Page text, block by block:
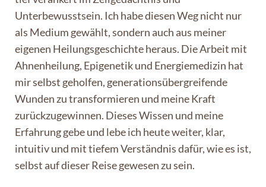
Unterbewusstsein. Ich habe diesen Weg nicht nur
als Medium gewählt, sondern auch aus meiner
eigenen Heilungsgeschichte heraus. Die Arbeit mit
Ahnenheilung, Epigenetik und Energiemedizin hat
mir selbst geholfen, generationsübergreifende
Wunden zu transformieren und meine Kraft
zurückzugewinnen. Dieses Wissen und meine
Erfahrung gebe und lebe ich heute weiter, klar,
intuitiv und mit tiefem Verständnis dafür, wie es ist,
selbst auf dieser Reise gewesen zu sein.